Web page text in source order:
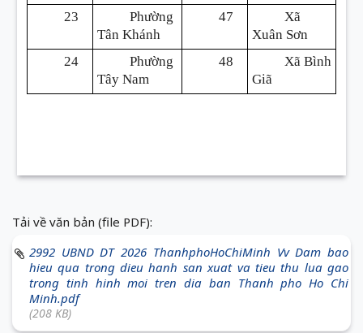
23
Phường
Tân Khánh
47
Xã
Xuân Sơn
24
Phường
Tây Nam
48
Xã Bình
Giã
Tải về văn bản (file PDF):
2992 UBND DT 2026 ThanhphoHoChiMinh Vv Dam bao
hieu qua trong dieu hanh san xuat va tieu thu lua gao
trong tinh hinh moi tren dia ban Thanh pho Ho Chi
Minh.pdf
(208 KB)